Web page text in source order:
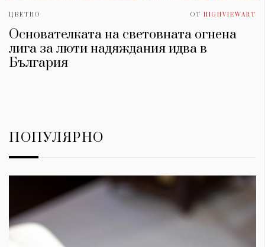
ЦВЕТНО ОТ HIGHVIEWART
Основателката на световната огнена
лига за люти надяждания идва в
България
ПОПУЛЯРНО